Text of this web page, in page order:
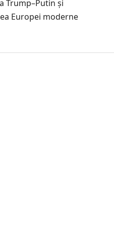
Trump–Putin și
Europei moderne